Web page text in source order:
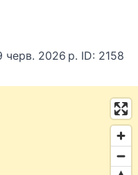
черв. 2026 р. ID: 2158